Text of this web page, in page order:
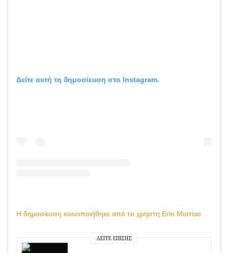
Δείτε αυτή τη δημοσίευση στο Instagram.
Η δημοσίευση κοινοποιήθηκε από το χρήστη Erin Morrison, EdM, MA | The Conscious Mom (@itstheconsciousmom)
ΔΕΊΤΕ ΕΠΊΣΗΣ